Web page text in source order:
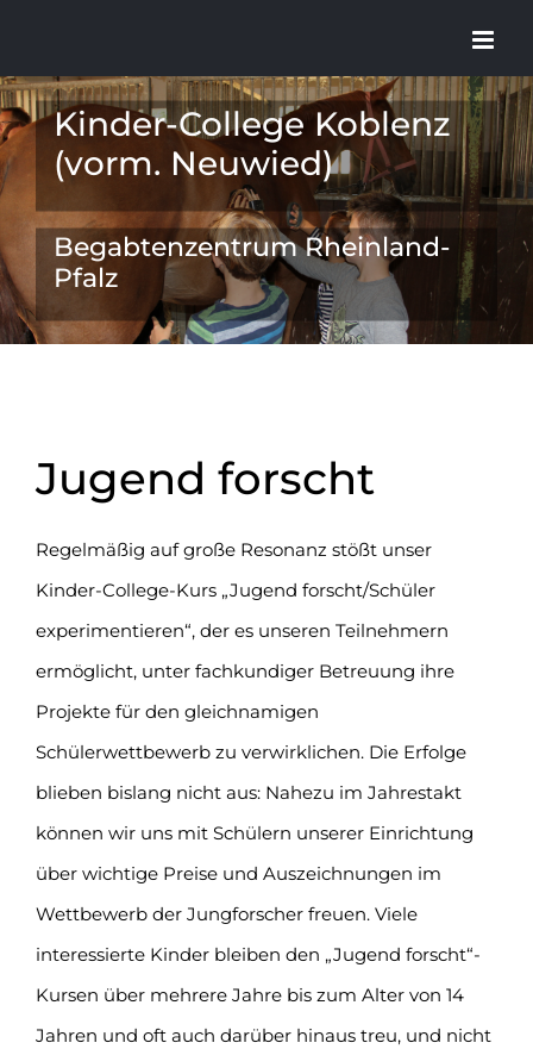
springen
Kinder-College Koblenz
(vorm. Neuwied)
Begabtenzentrum Rheinland-
Pfalz
Jugend forscht
Regelmäßig auf große Resonanz stößt unser
Kinder-College-Kurs „Jugend forscht/Schüler
experimentieren“, der es unseren Teilnehmern
ermöglicht, unter fachkundiger Betreuung ihre
Projekte für den gleichnamigen
Schülerwettbewerb zu verwirklichen. Die Erfolge
blieben bislang nicht aus: Nahezu im Jahrestakt
können wir uns mit Schülern unserer Einrichtung
über wichtige Preise und Auszeichnungen im
Wettbewerb der Jungforscher freuen. Viele
interessierte Kinder bleiben den „Jugend forscht“-
Kursen über mehrere Jahre bis zum Alter von 14
Jahren und oft auch darüber hinaus treu, und nicht